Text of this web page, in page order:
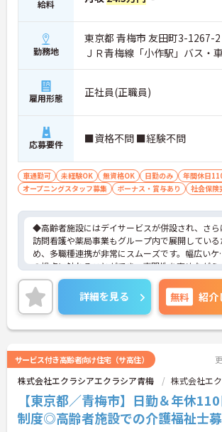
給料
勤務地
東京都 青梅市 友田町3-1267-2
ＪＲ青梅線「小作駅」バス・
雇用形態 正社員(正職員)
応募要件 ■資格不問 ■経験不問
車通勤可 未経験OK 無資格OK 日勤のみ
年間休日
オープニングスタッフ募集
ボーナス・賞与あり 社会保険
◆高齢者施設にはデイサービスが併設され、さら
訪問看護や薬局事業もグループ内で展開している
め、多職種連携が非常にスムーズです。幅広いケ
の視点に触れることができ、専門性を高めながら
キルアップできる土壌があります。
◆「学びたい」という意欲を全力で応援する職場で
す。資格取得支援制度を利用すれば、介護職員初
者研修や実務者研修などの費用を会社負担で取得
能です。資格を取得するごとにしっかりと給与に
◆施設ごとの課題を話し合う「スタッフミーティ
グ」や、利用者様へのケアを考える「ケースカンフ
ァレンス」を実施しています。新人・ベテランに
係なく意見交換を行い、みんなで解決策を考える
ラットな関係性です。また、虐待防止研修などを
じて「良いケア・悪いケア」の線引きを明確にし
詳細を見る 無料 紹介
サービス付き高齢者向け住宅（サ高住）
株式会社エクラシアエクラシア青梅 株式会社エ
【東京都／青梅市】日勤＆年休
制度◎高齢者施設での介護福祉士